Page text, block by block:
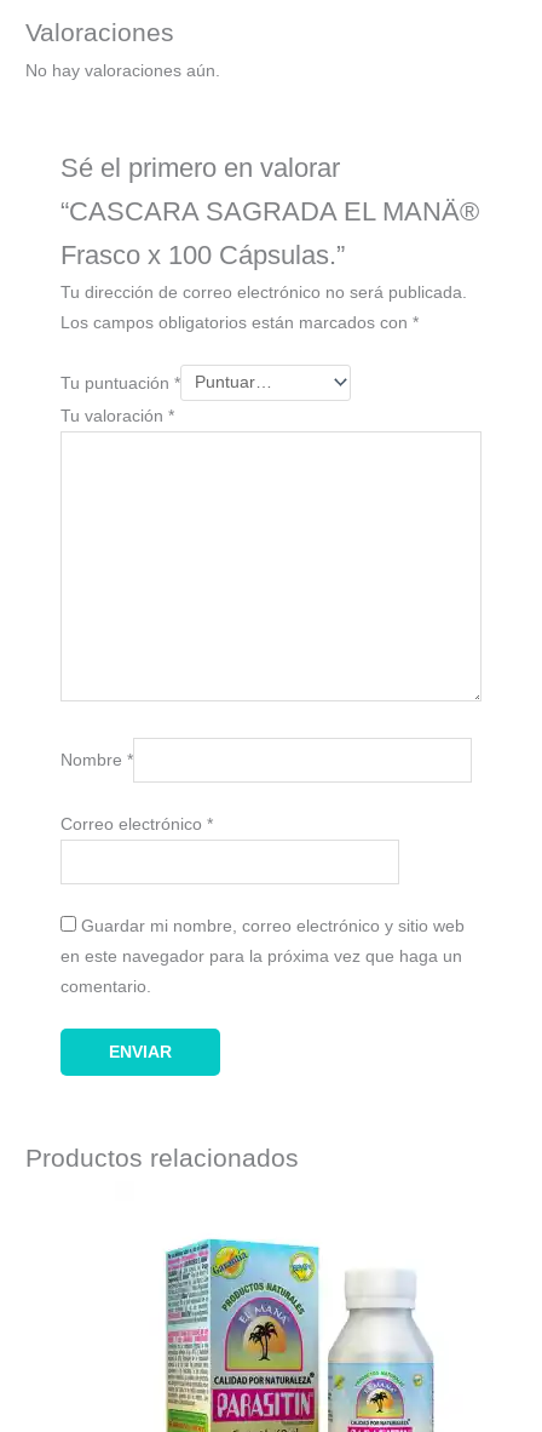
Valoraciones
No hay valoraciones aún.
Sé el primero en valorar
“CASCARA SAGRADA EL MANÄ®
Frasco x 100 Cápsulas.”
Tu dirección de correo electrónico no será publicada.
Los campos obligatorios están marcados con*
Tu puntuación*
Tu valoración*
Nombre*
Correo electrónico*
Guardar mi nombre, correo electrónico y sitio web
en este navegador para la próxima vez que haga un
comentario.
Productos relacionados